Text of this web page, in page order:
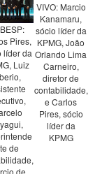
Pires,
líder da
Luiz
de
de
VIVO: Marcio
Kanamaru,
sócio líder da
KPMG, João
Orlando Lima
Carneiro,
diretor de
contabilidade,
e Carlos
Pires, sócio
líder da
KPMG